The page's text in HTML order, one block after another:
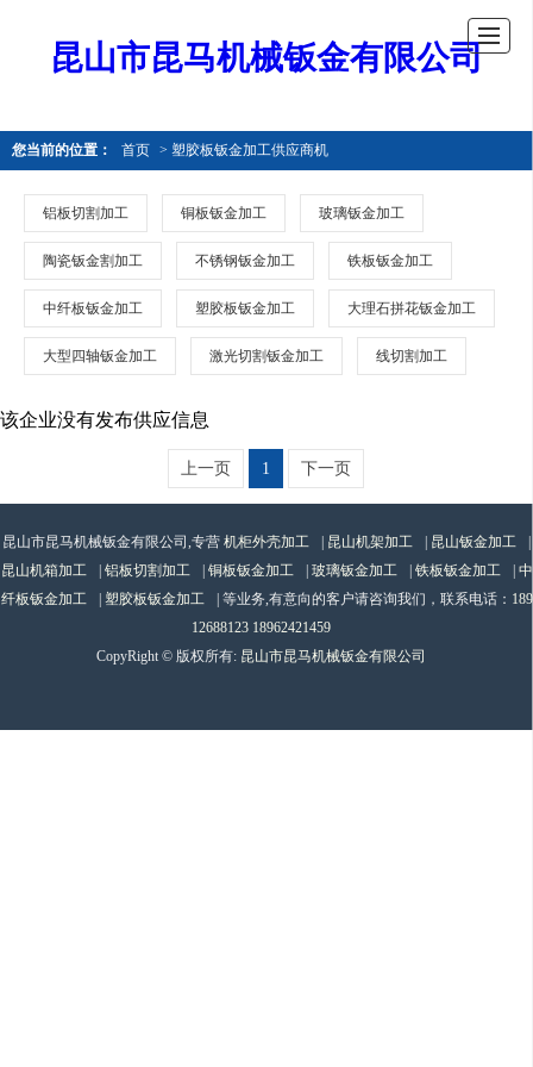
昆山市昆马机械钣金有限公司
您当前的位置： 首页 > 塑胶板钣金加工供应商机
铝板切割加工 铜板钣金加工 玻璃钣金加工
陶瓷钣金割加工 不锈钢钣金加工 铁板钣金加工
中纤板钣金加工 塑胶板钣金加工 大理石拼花钣金加工
大型四轴钣金加工 激光切割钣金加工 线切割加工
该企业没有发布供应信息
上一页 1 下一页
昆山市昆马机械钣金有限公司,专营 机柜外壳加工 昆山机架加工 昆山钣金加工
昆山机箱加工
铝板切割加工 铜板钣金加工 玻璃钣金加工 铁板钣金加工
中
纤板钣金加工
塑胶板钣金加工 | 等业务,有意向的客户请咨询我们，联系电话： 189
12688123 18962421459
CopyRight © 版权所有: 昆山市昆马机械钣金有限公司